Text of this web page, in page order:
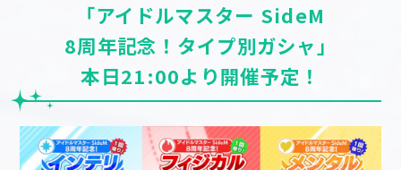
「アイドルマスター SideM
8周年記念！タイプ別ガシャ」
本日21:00より開催予定！